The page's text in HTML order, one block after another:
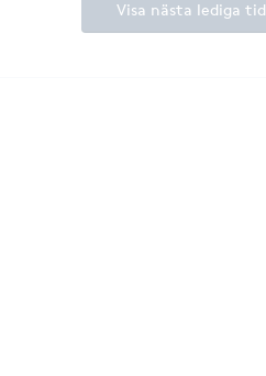
Visa nästa lediga tid